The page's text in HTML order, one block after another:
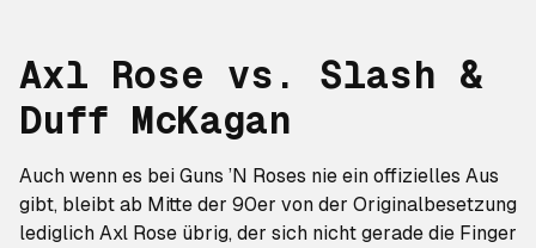
Axl Rose vs. Slash &
Duff McKagan
Auch wenn es bei Guns ’N Roses nie ein offizielles Aus
gibt, bleibt ab Mitte der 90er von der Originalbesetzung
lediglich Axl Rose übrig, der sich nicht gerade die Finger